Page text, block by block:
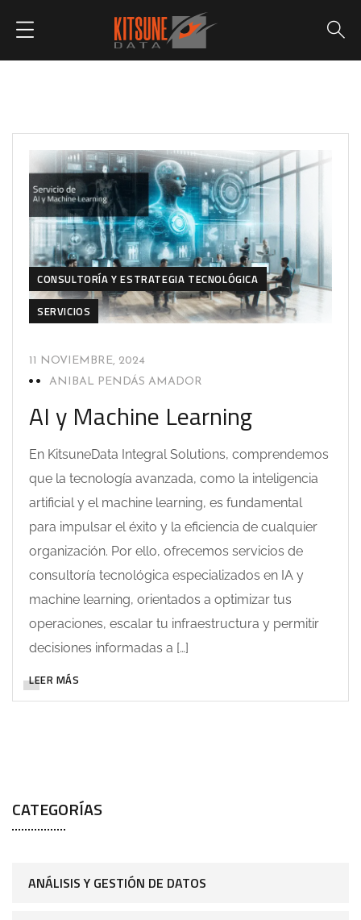
CONSULTORÍA Y ESTRATEGIA TECNOLÓGICA
SERVICIOS
11 NOVIEMBRE, 2024
ANIBAL PENDÁS AMADOR
AI y Machine Learning
En KitsuneData Integral Solutions, comprendemos
que la tecnología avanzada, como la inteligencia
artificial y el machine learning, es fundamental
para impulsar el éxito y la eficiencia de cualquier
organización. Por ello, ofrecemos servicios de
consultoría tecnológica especializados en IA y
machine learning, orientados a optimizar tus
operaciones, escalar tu infraestructura y permitir
decisiones informadas a […]
LEER MÁS
CATEGORÍAS
ANÁLISIS Y GESTIÓN DE DATOS